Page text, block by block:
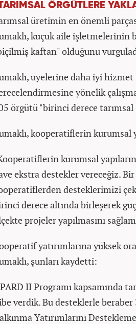
ÖRGÜTLERE
üretimin en önemli
küçük aile
kaftan" olduğunu
üyelerine daha iyi
yönelik
örgütü "birinci derece
kooperatiflerin kurumsal
kurumsal
ekstra destekler vereceğiz.
desteklerimizi
derece altında birleşerek
projeler yapılmasını
yatırımlarına yüksek
şunları kaydetti:
II Programı kapsamında
verdik. Bu desteklerle
Yatırımlarını